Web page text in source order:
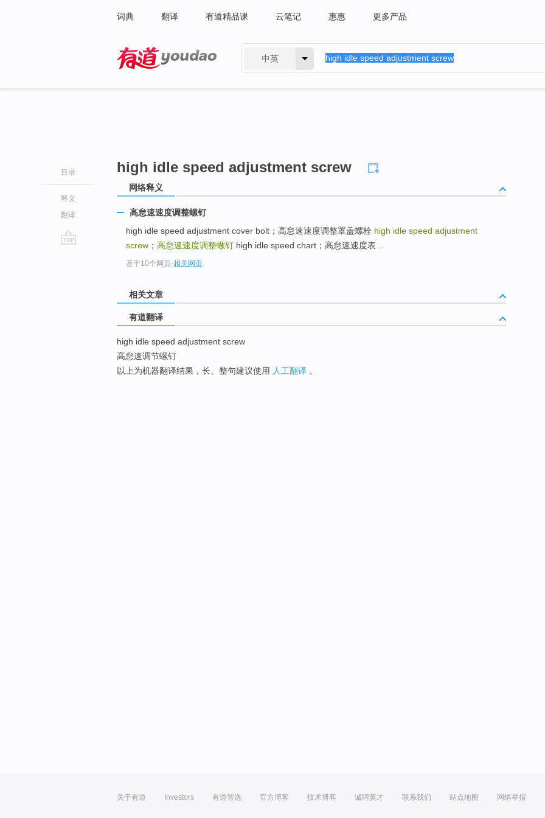
词典 翻译 有道精品课 云笔记 惠惠 更多产品
中英
目录
释义
翻译
high idle speed adjustment screw
网络释义
高怠速速度调整螺钉
high idle speed adjustment cover bolt；高怠速速度调整罩盖螺栓 high idle speed adjustment
screw ； 高怠速速度调整螺钉 high idle speed chart；高怠速速度表 ..
基于10个网页-相关网页
相关文章
有道翻译
high idle speed adjustment screw
高怠速调节螺钉
以上为机器翻译结果，长、整句建议使用 人工翻译 。
关于有道 Investors 有道智选 官方博客 技术博客 诚聘英才 联系我们 站点地图 网络举报